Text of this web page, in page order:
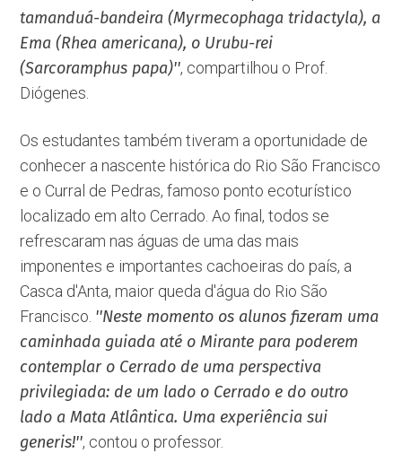
tamanduá-bandeira (Myrmecophaga tridactyla), a
Ema (Rhea americana), o Urubu-rei
(Sarcoramphus papa)'', compartilhou o Prof.
Diógenes.
Os estudantes também tiveram a oportunidade de
conhecer a nascente histórica do Rio São Francisco
e o Curral de Pedras, famoso ponto ecoturístico
localizado em alto Cerrado. Ao final, todos se
refrescaram nas águas de uma das mais
imponentes e importantes cachoeiras do país, a
Casca d'Anta, maior queda d'água do Rio São
Francisco. ''Neste momento os alunos fizeram uma
caminhada guiada até o Mirante para poderem
contemplar o Cerrado de uma perspectiva
privilegiada: de um lado o Cerrado e do outro
lado a Mata Atlântica. Uma experiência sui
generis!'', contou o professor.